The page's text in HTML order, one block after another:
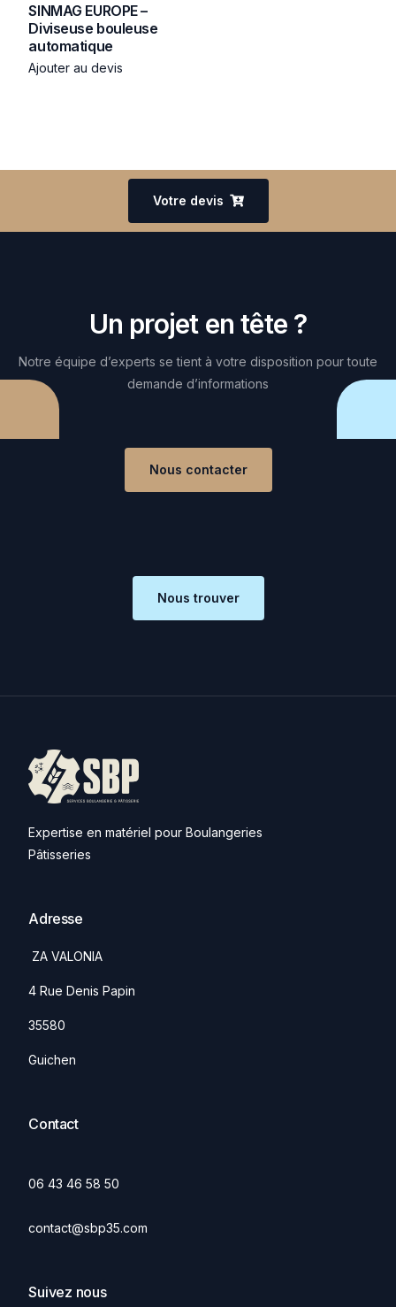
SINMAG EUROPE –
Diviseuse bouleuse
automatique
Ajouter au devis
Votre devis
Un projet en tête ?
Notre équipe d’experts se tient à votre disposition pour toute
demande d’informations
Nous contacter
Nous trouver
Expertise en matériel pour Boulangeries
Pâtisseries
Adresse
ZA VALONIA
4 Rue Denis Papin
35580
Guichen
Contact
06 43 46 58 50
contact@sbp35.com
Suivez nous